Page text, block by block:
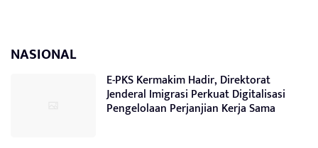
NASIONAL
E-PKS Kermakim Hadir, Direktorat
Jenderal Imigrasi Perkuat Digitalisasi
Pengelolaan Perjanjian Kerja Sama